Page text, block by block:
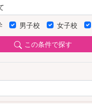
男子校 女子校
この条件で探す